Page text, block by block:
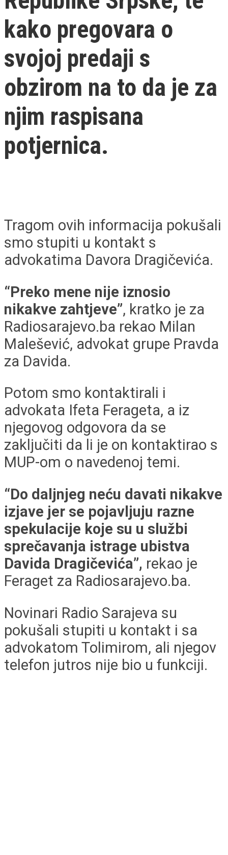
kako pregovara o
svojoj predaji s
obzirom na to da je za
njim raspisana
potjernica.
Tragom ovih informacija pokušali
smo stupiti u kontakt s
advokatima Davora Dragičevića.
“Preko mene nije iznosio
nikakve zahtjeve”, kratko je za
Radiosarajevo.ba rekao Milan
Malešević, advokat grupe Pravda
za Davida.
Potom smo kontaktirali i
advokata Ifeta Ferageta, a iz
njegovog odgovora da se
zaključiti da li je on kontaktirao s
MUP-om o navedenoj temi.
“Do daljnjeg neću davati nikakve
izjave jer se pojavljuju razne
spekulacije koje su u službi
sprečavanja istrage ubistva
Davida Dragičevića”, rekao je
Feraget za Radiosarajevo.ba.
Novinari Radio Sarajeva su
pokušali stupiti u kontakt i sa
advokatom Tolimirom, ali njegov
telefon jutros nije bio u funkciji.